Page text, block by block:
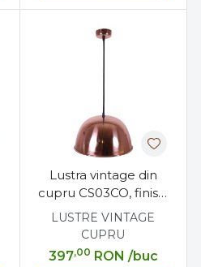
Lustra vintage din
cupru CS03CO, finisaj
mat, diametru 30 cm
LUSTRE VINTAGE
CUPRU
397,00 RON /buc